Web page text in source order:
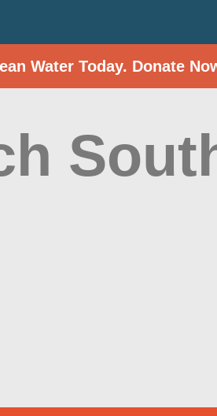
Water Today. Donate